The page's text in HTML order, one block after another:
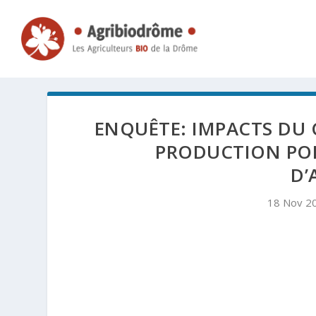
ENQUÊTE: IMPACTS
PRODUCTION
18 Nov